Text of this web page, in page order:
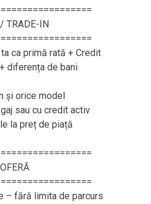
TRADE-IN
ca primă rată + Credit
diferența de bani
și orice model
sau cu credit activ
la preț de piață
– fără limita de parcurs